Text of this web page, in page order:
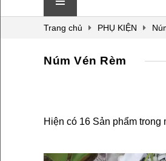
Trang chủ PHỤ KIỆN
Núm Vén Rèm
Hiện có 16 Sản phẩm trong